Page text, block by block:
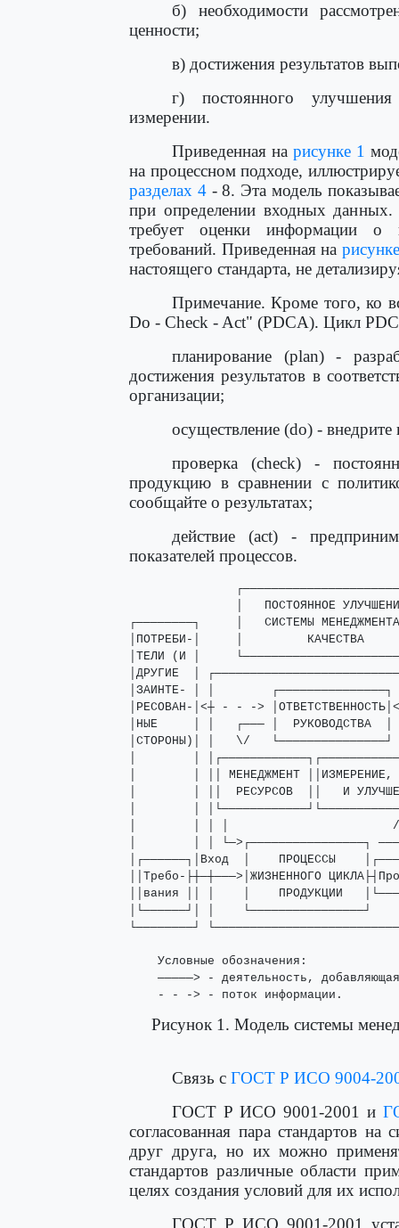
б) необходимости
ценности;
в) достижения результатов
г) постоянного
измерении.
Приведенная на рисунке 1
на процессном подходе,
разделах 4- 8. Эта модель
при определении входных данных.
требует оценки информации о
требований. Приведенная на
настоящего стандарта, не
Примечание. Кроме того, ко
Do - Check - Act" (PDCA). Цикл
планирование (plan) -
достижения результатов в
организации;
осуществление (do) - внедрите
проверка (check) -
продукцию в сравнении с
сообщайте о результатах;
действие (act) -
показателей процессов.
│   ПОСТОЯННОЕ
┌────────┐     │   СИСТЕМЫ
│ПОТРЕБИ-│     │         КАЧЕСТВА
│ТЕЛИ (И │
│ДРУГИЕ  │
│ЗАИНТЕ- │ │
│РЕСОВАН-│<┼ - - ->
│НЫЕ     │ │   ┌─── │
│СТОРОНЫ)│ │   \/
│        │
│        │ ││ МЕНЕДЖМЕНТ ││ИЗМЕРЕНИЕ,
│        │ ││  РЕСУРСОВ  ││   И
│        │
│        │ │ │
│        │ │
│┌──────┐│Вход  │    ПРОЦЕССЫ
││Требо-├┼─┼───>│ЖИЗНЕННОГО
││вания ││ │    │    ПРОДУКЦИИ
│└──────┘│ │
└────────┘
    Условные обозначения:
─────> - деятельность,
    - - -> - поток информации.
Рисунок 1. Модель системы
Связь с ГОСТ Р ИСО 9004-
ГОСТ Р ИСО 9001-2001 и
согласованная пара стандартов на
друг друга, но их можно
стандартов различные области
целях создания условий для их
ГОСТ Р ИСО 9001-2001